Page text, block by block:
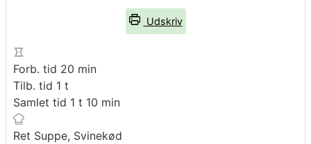
Udskriv
Forb. tid 20 minutter
min
Tilb. tid 1 time
t
Samlet tid 1 time
t 10 minutter
min
Ret Suppe, Svinekød